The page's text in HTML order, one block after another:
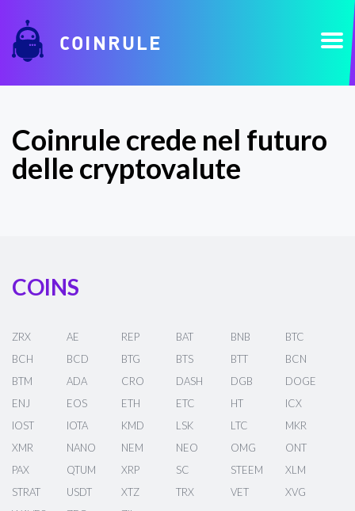
COINRULE
Coinrule crede nel futuro
delle cryptovalute
COINS
ZRX AE REP BAT BNB
BTC
BCH
BCD BTG BTS BTT
BCN
BTM
ADA CRO DASH DGB
DOGE
ENJ
EOS ETH ETC HT
ICX
IOST
IOTA KMD LSK LTC
MKR
XMR
NANO NEM NEO OMG
ONT
PAX
QTUM XRP SC STEEM
XLM
STRAT
USDT XTZ TRX VET
XVG